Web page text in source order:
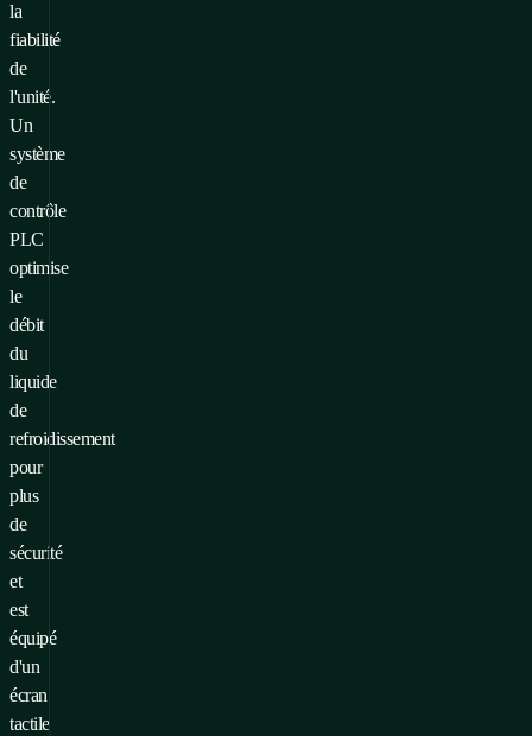
la
fiabilité
de
l'unité.
Un
système
de
contrôle
PLC
optimise
le
débit
du
liquide
de
refroidissement
pour
plus
de
sécurité
et
est
équipé
d'un
écran
tactile